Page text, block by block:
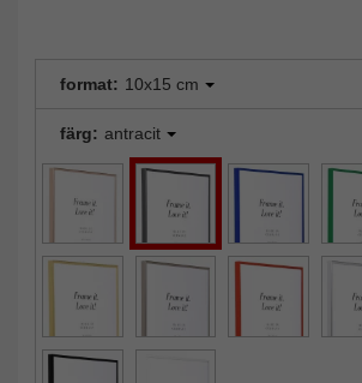
format: 10x15 cm
färg: antracit